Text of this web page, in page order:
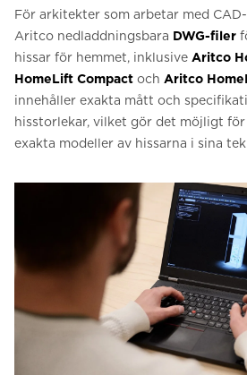
För arkitekter som arbetar med
Aritco nedladdningsbara DWG-filer
hissar för hemmet, inklusive Aritco
HomeLift Compact och Aritco
innehåller exakta mått och
hisstorlekar, vilket gör det möjligt
exakta modeller av hissarna i sina